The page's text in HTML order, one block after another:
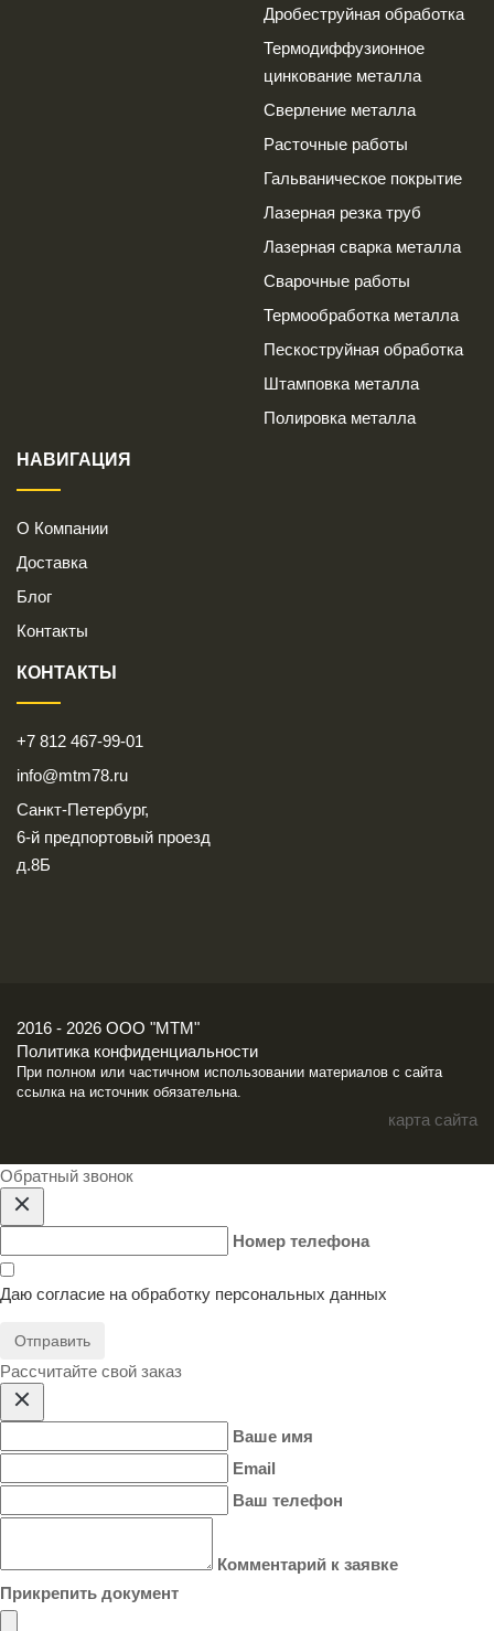
Дробеструйная обработка
Термодиффузионное
цинкование металла
Сверление металла
Расточные работы
Гальваническое покрытие
Лазерная резка труб
Лазерная сварка металла
Сварочные работы
Термообработка металла
Пескоструйная обработка
Штамповка металла
Полировка металла
НАВИГАЦИЯ
О Компании
Доставка
Блог
Контакты
КОНТАКТЫ
+7 812 467-99-01
info@mtm78.ru
Санкт-Петербург,
6-й предпортовый проезд
д.8Б
2016 - 2026 ООО "МТМ"
Политика конфиденциальности
При полном или частичном использовании материалов с сайта
ссылка на источник обязательна.
карта сайта
Обратный звонок
Номер телефона
Даю согласие на обработку персональных данных
Отправить
Расcчитайте свой заказ
Ваше имя
Email
Ваш телефон
Комментарий к заявке
Прикрепить документ